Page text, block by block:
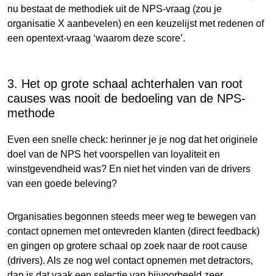
nu bestaat de methodiek uit de NPS-vraag (zou je
organisatie X aanbevelen) en een keuzelijst met redenen of
een opentext-vraag ‘waarom deze score’.
3. Het op grote schaal achterhalen van root
causes was nooit de bedoeling van de NPS-
methode
Even een snelle check: herinner je je nog dat het originele
doel van de NPS het voorspellen van loyaliteit en
winstgevendheid was? En niet het vinden van de drivers
van een goede beleving?
Organisaties begonnen steeds meer weg te bewegen van
contact opnemen met ontevreden klanten (direct feedback)
en gingen op grotere schaal op zoek naar de root cause
(drivers). Als ze nog wel contact opnemen met detractors,